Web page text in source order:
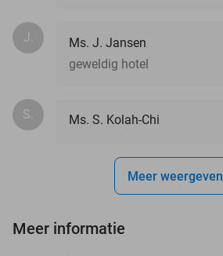
J.
Ms. J. Jansen
geweldig hotel
S. Ms. S. Kolah-Chi
Meer weergeven
Meer informatie